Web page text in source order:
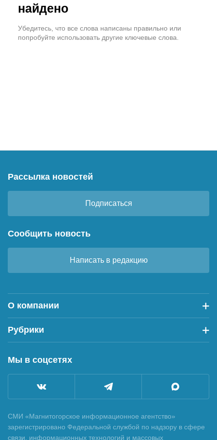
найдено
Убедитесь, что все слова написаны правильно или
попробуйте использовать другие ключевые слова.
Рассылка новостей
Подписаться
Сообщить новость
Написать в редакцию
О компании
Рубрики
Мы в соцсетях
СМИ «Магнитогорское информационное агентство»
зарегистрировано Федеральной службой по надзору в сфере
связи, информационных технологий и массовых